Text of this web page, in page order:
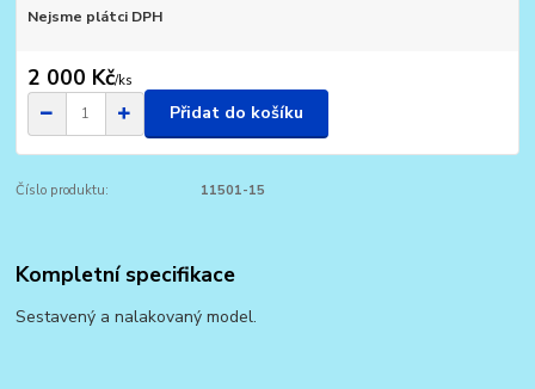
Nejsme plátci DPH
2 000 Kč/ks
Přidat do košíku
Číslo produktu: 11501-15
Kompletní specifikace
Sestavený a nalakovaný model.